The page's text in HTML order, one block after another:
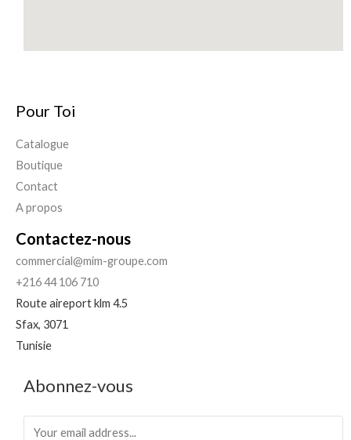
Pour Toi
Catalogue
Boutique
Contact
A propos
Contactez-nous
commercial@mim-groupe.com
+216 44 106 710
Route aireport klm 4.5
Sfax, 3071
Tunisie
Abonnez-vous